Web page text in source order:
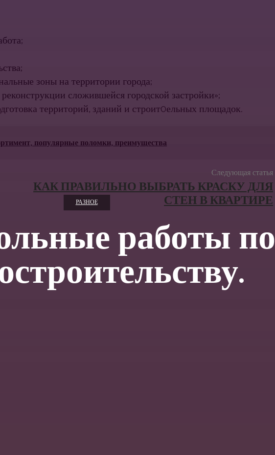
РАЗНОЕ
работы по
зоны на территории города;
сложившейся городской застройки»;
территорий, зданий и строит0ельных площадок.
популярные поломки, преимущества
Следующая статья
КАК ПРАВИЛЬНО ВЫБРАТЬ КРАСКУ ДЛЯ
СТЕН В КВАРТИРЕ